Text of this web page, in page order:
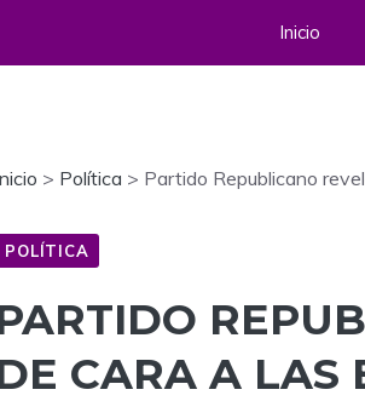
Inicio
> Política > Partido Republicano
POLÍTICA
CARA A LAS